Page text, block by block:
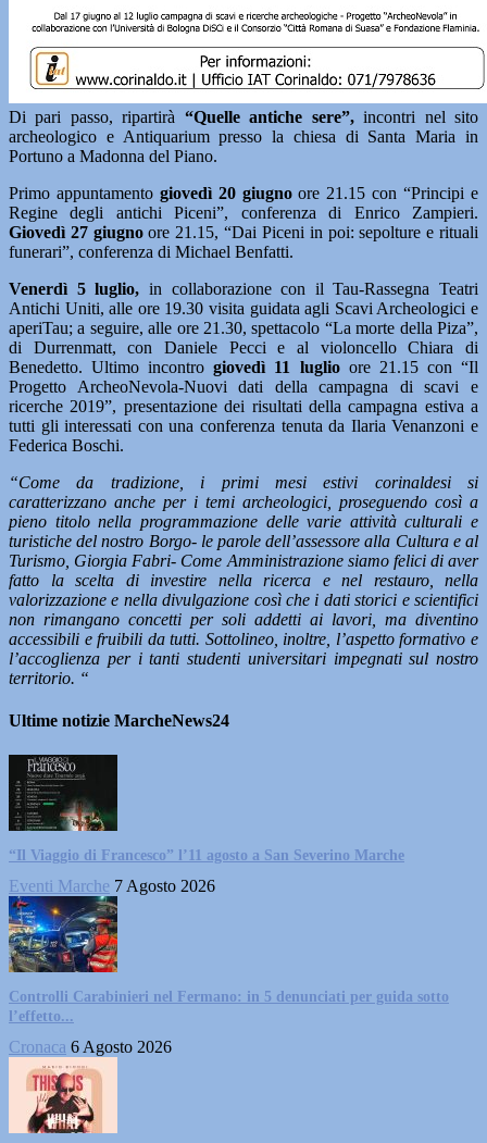
Di pari passo, ripartirà “Quelle antiche sere”,incontri nel sito
archeologico e Antiquarium presso la chiesa di Santa Maria in
Portuno a Madonna del Piano.
Primo appuntamentogiovedì 20 giugnoore 21.15 con “Principi e
Regine degli antichi Piceni”, conferenza di Enrico Zampieri.
Giovedì 27 giugnoore 21.15, “Dai Piceni in poi: sepolture e rituali
funerari”, conferenza di Michael Benfatti.
Venerdì 5 luglio, in collaborazione con il Tau-Rassegna Teatri
Antichi Uniti, alle ore 19.30 visita guidata agli Scavi Archeologici e
aperiTau; a seguire, alle ore 21.30, spettacolo “La morte della Piza”,
di Durrenmatt, con Daniele Pecci e al violoncello Chiara di
Benedetto. Ultimo incontro giovedì 11 luglioore 21.15 con “Il
Progetto ArcheoNevola-Nuovi dati della campagna di scavi e
ricerche 2019”, presentazione dei risultati della campagna estiva a
tutti gli interessati con una conferenza tenuta da Ilaria Venanzoni e
Federica Boschi.
“Come da tradizione, i primi mesi estivi corinaldesi si
caratterizzano anche per i temi archeologici, proseguendo così a
pieno titolo nella programmazione delle varie attività culturali e
turistiche del nostro Borgo- le parole dell’assessore alla Cultura e al
Turismo, Giorgia Fabri- Come Amministrazione siamo felici di aver
fatto la scelta di investire nella ricerca e nel restauro, nella
valorizzazione e nella divulgazione così che i dati storici e scientifici
non rimangano concetti per soli addetti ai lavori, ma diventino
accessibili e fruibili da tutti. Sottolineo, inoltre, l’aspetto formativo e
l’accoglienza per i tanti studenti universitari impegnati sul nostro
territorio. “
Ultime notizie MarcheNews24
“Il Viaggio di Francesco” l’11 agosto a San Severino Marche
Eventi Marche 7 Agosto 2026
Controlli Carabinieri nel Fermano: in 5 denunciati per guida sotto
l’effetto...
Cronaca 6 Agosto 2026